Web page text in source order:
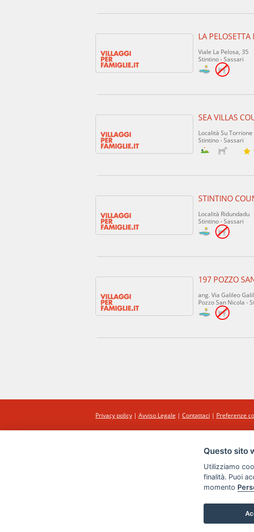
LA PELOSETTA
Viale La Pelosa, 35
Stintino - Sassari
SEA VILLAS
Località Su Torrione
Stintino - Sassari
STINTINO
Località Ridundadu
Stintino - Sassari
197 POZZO
ang. Via Galileo
Pozzo San Nicola -
Privacy policy| Avviso Legale | Contattaci | Preferenze
Questo sito
Utilizziamo
finalità. Puoi
momento